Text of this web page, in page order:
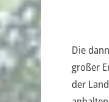
Die
großer
der